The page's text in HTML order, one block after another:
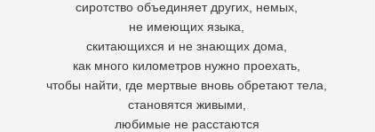
сиротство объединяет других, немых,
не имеющих языка,
скитающихся и не знающих дома,
как много километров нужно проехать,
чтобы найти, где мертвые вновь обретают тела,
становятся живыми,
любимые не расстаются